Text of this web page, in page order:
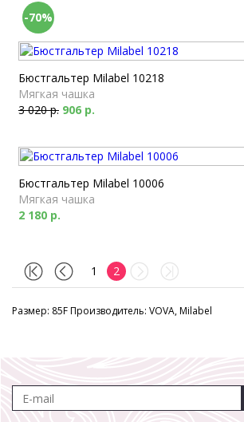
-70%
Бюстгальтер Milabel 10218
Мягкая чашка
3 020 р. 906 р.
Бюстгальтер Milabel 10006
Мягкая чашка
2 180 р.
1 2
Размер: 85F Производитель: VOVA, Milabel